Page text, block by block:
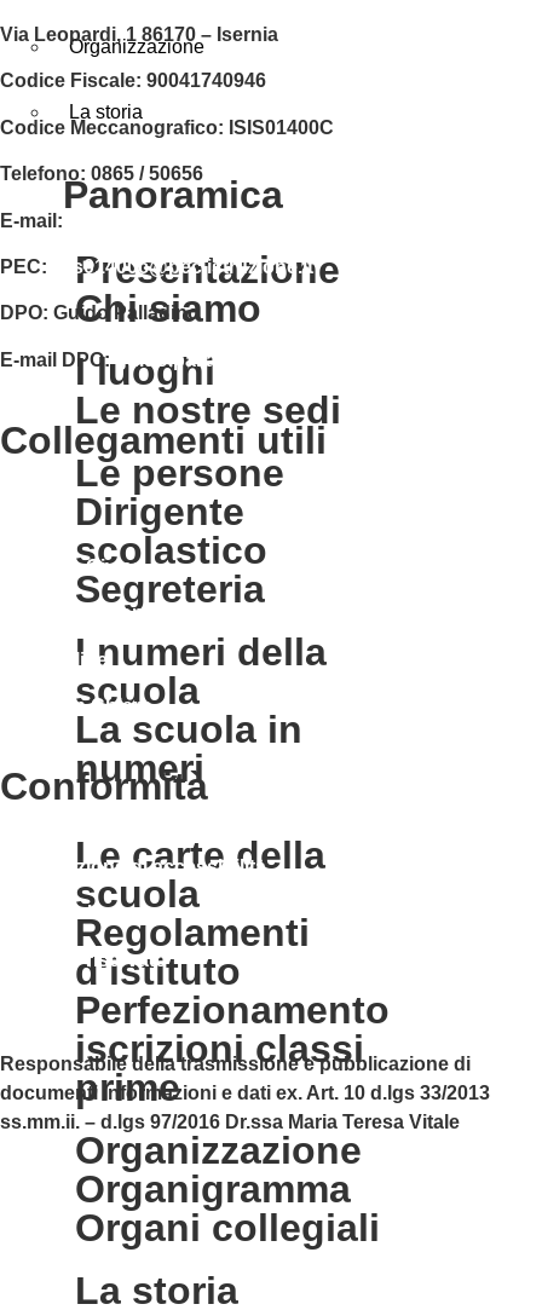
Organizzazione
La storia
panoramica
presentazione
chi siamo
i luoghi
le nostre sedi
le persone
dirigente
scolastico
segreteria
i numeri della
scuola
la scuola in
numeri
le carte della
scuola
regolamenti
d'istituto
perfezionamento
iscrizioni classi
prime
organizzazione
organigramma
organi collegiali
la storia
Via Leopardi, 1 86170 – Isernia
Codice Fiscale: 90041740946
Codice Meccanografico: ISIS01400C
Telefono: 0865 / 50656
E-mail:
PEC: isis01400c@pec.istruzione.it
DPO: Guido Palladino
E-mail DPO: guido.palladino.dpo@gmail.com
collegamenti utili
Accesso Civico
Amministrazione Trasparente
Albo Online
Scuola in Chiaro
conformità
Dichiarazione di accessibilità
Note legali
Accesso riservato
Responsabile della trasmissione e pubblicazione di
documenti informazioni e dati ex. Art. 10 d.lgs 33/2013
ss.mm.ii. – d.lgs 97/2016 Dr.ssa Maria Teresa Vitale